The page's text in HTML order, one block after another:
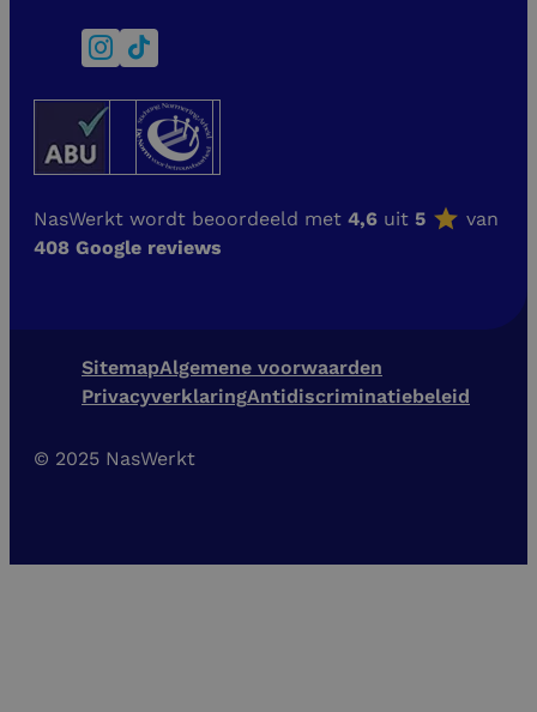
NasWerkt wordt beoordeeld met 4,6 uit 5
van
408 Google reviews
SitemapAlgemene voorwaarden
PrivacyverklaringAntidiscriminatiebeleid
© 2025 NasWerkt